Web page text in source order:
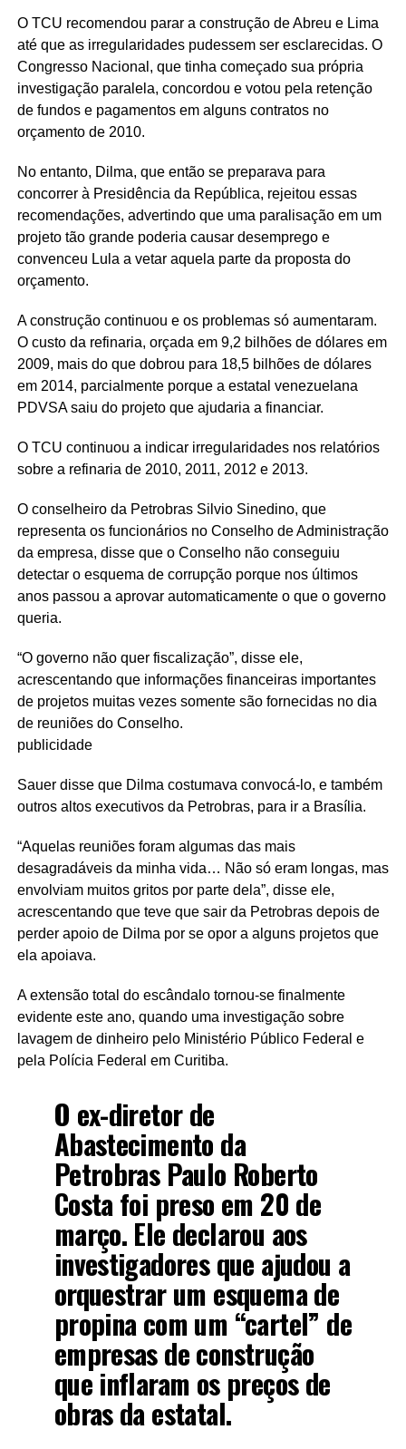
O TCU recomendou parar a construção de Abreu e Lima
até que as irregularidades pudessem ser esclarecidas. O
Congresso Nacional, que tinha começado sua própria
investigação paralela, concordou e votou pela retenção
de fundos e pagamentos em alguns contratos no
orçamento de 2010.
No entanto, Dilma, que então se preparava para
concorrer à Presidência da República, rejeitou essas
recomendações, advertindo que uma paralisação em um
projeto tão grande poderia causar desemprego e
convenceu Lula a vetar aquela parte da proposta do
orçamento.
A construção continuou e os problemas só aumentaram.
O custo da refinaria, orçada em 9,2 bilhões de dólares em
2009, mais do que dobrou para 18,5 bilhões de dólares
em 2014, parcialmente porque a estatal venezuelana
PDVSA saiu do projeto que ajudaria a financiar.
O TCU continuou a indicar irregularidades nos relatórios
sobre a refinaria de 2010, 2011, 2012 e 2013.
O conselheiro da Petrobras Silvio Sinedino, que
representa os funcionários no Conselho de Administração
da empresa, disse que o Conselho não conseguiu
detectar o esquema de corrupção porque nos últimos
anos passou a aprovar automaticamente o que o governo
queria.
“O governo não quer fiscalização”, disse ele,
acrescentando que informações financeiras importantes
de projetos muitas vezes somente são fornecidas no dia
de reuniões do Conselho.
publicidade
Sauer disse que Dilma costumava convocá-lo, e também
outros altos executivos da Petrobras, para ir a Brasília.
“Aquelas reuniões foram algumas das mais
desagradáveis da minha vida… Não só eram longas, mas
envolviam muitos gritos por parte dela”, disse ele,
acrescentando que teve que sair da Petrobras depois de
perder apoio de Dilma por se opor a alguns projetos que
ela apoiava.
A extensão total do escândalo tornou-se finalmente
evidente este ano, quando uma investigação sobre
lavagem de dinheiro pelo Ministério Público Federal e
pela Polícia Federal em Curitiba.
O ex-diretor de
Abastecimento da
Petrobras Paulo Roberto
Costa foi preso em 20 de
março. Ele declarou aos
investigadores que ajudou a
orquestrar um esquema de
propina com um “cartel” de
empresas de construção
que inflaram os preços de
obras da estatal.